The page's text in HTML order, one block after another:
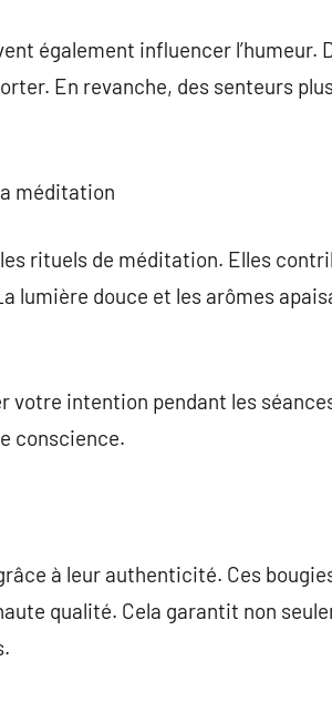
également influencer l’humeur.
En revanche, des senteurs
méditation
rituels de méditation. Elles
lumière douce et les arômes
votre intention pendant les
conscience.
à leur authenticité. Ces
qualité. Cela garantit non